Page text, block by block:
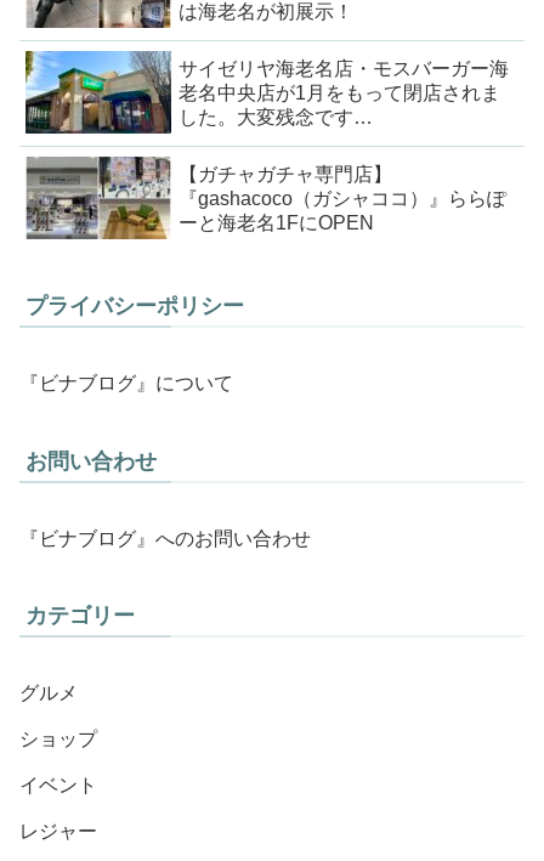
は海老名が初展示！
サイゼリヤ海老名店・モスバーガー海
老名中央店が1月をもって閉店されま
した。大変残念です…
【ガチャガチャ専門店】
『gashacoco（ガシャココ）』ららぽ
ーと海老名1FにOPEN
プライバシーポリシー
『ビナブログ』について
お問い合わせ
『ビナブログ』へのお問い合わせ
カテゴリー
グルメ
ショップ
イベント
レジャー